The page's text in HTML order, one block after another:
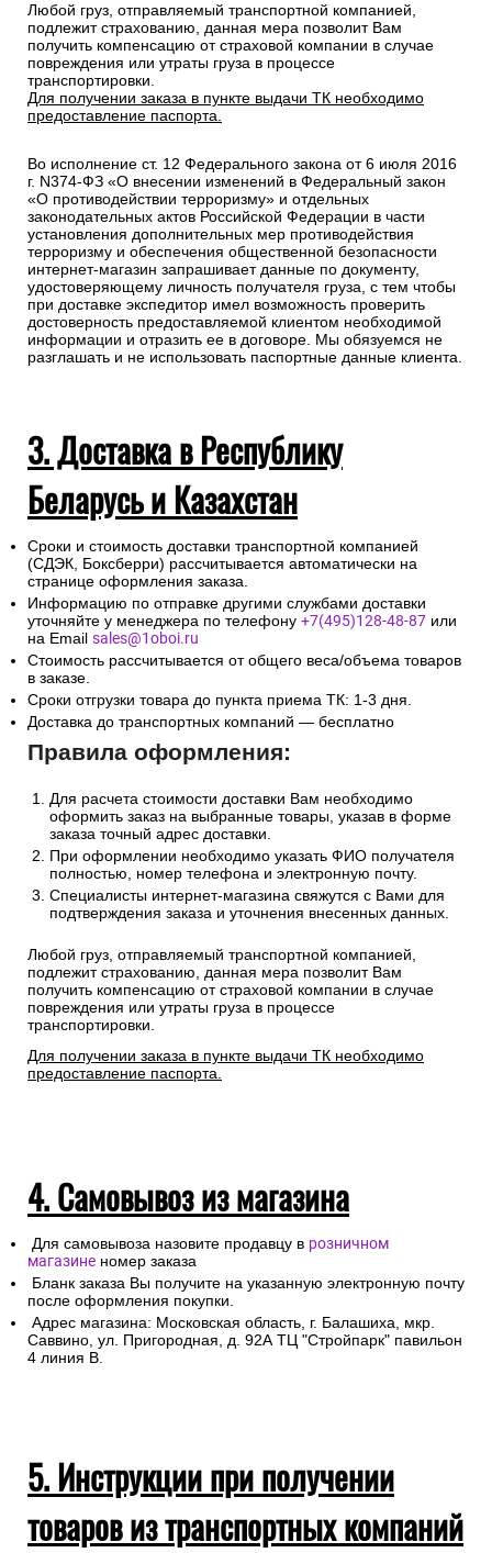
Любой груз, отправляемый транспортной компанией,
подлежит страхованию, данная мера позволит Вам
получить компенсацию от страховой компании в случае
повреждения или утраты груза в процессе
транспортировки.
Для получении заказа в пункте выдачи ТК необходимо
предоставление паспорта.
Во исполнение ст. 12 Федерального закона от 6 июля 2016
г. N374-ФЗ «О внесении изменений в Федеральный закон
«О противодействии терроризму» и отдельных
законодательных актов Российской Федерации в части
установления дополнительных мер противодействия
терроризму и обеспечения общественной безопасности
интернет-магазин запрашивает данные по документу,
удостоверяющему личность получателя груза, с тем чтобы
при доставке экспедитор имел возможность проверить
достоверность предоставляемой клиентом необходимой
информации и отразить ее в договоре. Мы обязуемся не
разглашать и не использовать паспортные данные клиента.
3. Доставка в Республику
Беларусь и Казахстан
Сроки и стоимость доставки транспортной компанией
(СДЭК, Боксберри) рассчитывается автоматически на
странице оформления заказа.
Информацию по отправке другими службами доставки
уточняйте у менеджера по телефону +7(495)128-48-87 или
на Email sales@1oboi.ru
Стоимость рассчитывается от общего веса/объема товаров
в заказе.
Сроки отгрузки товара до пункта приема ТК: 1-3 дня.
Доставка до транспортных компаний — бесплатно
Правила оформления:
Для расчета стоимости доставки Вам необходимо
оформить заказ на выбранные товары, указав в форме
заказа точный адрес доставки.
При оформлении необходимо указать ФИО получателя
полностью, номер телефона и электронную почту.
Специалисты интернет-магазина свяжутся с Вами для
подтверждения заказа и уточнения внесенных данных.
Любой груз, отправляемый транспортной компанией,
подлежит страхованию, данная мера позволит Вам
получить компенсацию от страховой компании в случае
повреждения или утраты груза в процессе
транспортировки.
Для получении заказа в пункте выдачи ТК необходимо
предоставление паспорта.
4. Самовывоз из магазина
Для самовывоза назовите продавцу в розничном
магазине номер заказа
Бланк заказа Вы получите на указанную электронную почту
после оформления покупки.
Адрес магазина: Московская область, г. Балашиха, мкр.
Саввино, ул. Пригородная, д. 92А ТЦ "Стройпарк" павильон
4 линия В.
5. Инструкции при получении
товаров из транспортных компаний